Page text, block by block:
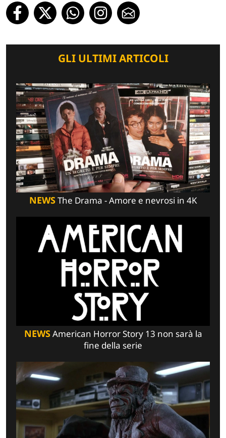
GLI ULTIMI ARTICOLI
NEWSThe Drama - Amore e nevrosi in 4K
NEWSAmerican Horror Story 13 non sarà la
fine della serie